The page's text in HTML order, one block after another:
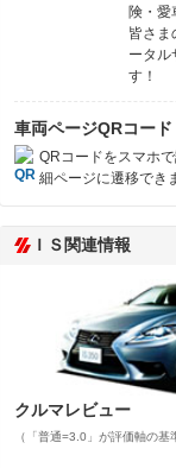
険・愛
皆さま
ータル
す！
車両ページQRコード
QRコードをスマホ
細ページに遷移でき
ＩＳ関連情報
クルマレビュー
（「普通=3.0」が評価軸の基